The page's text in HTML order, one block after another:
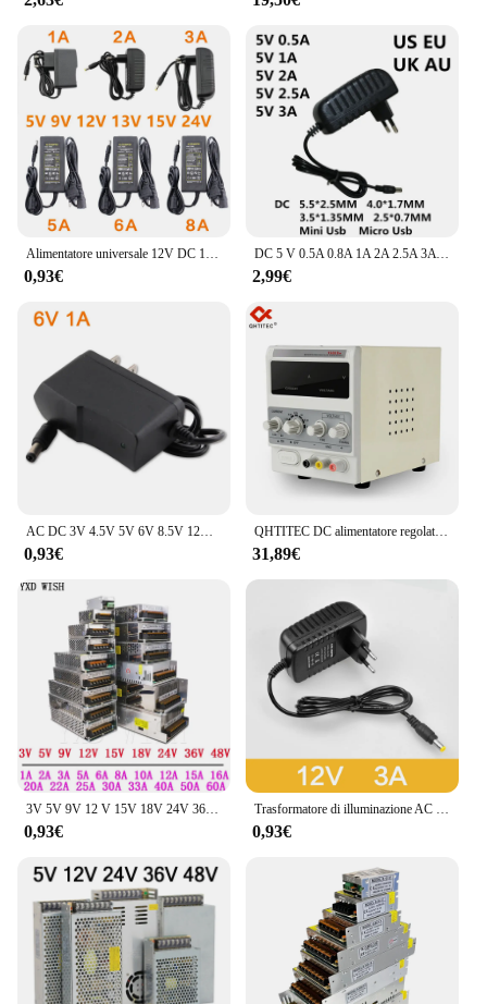
Alimentatore universale 12V DC 12V 5V 6V 9V 10V 15V 24V 1A 2A 3A 5A 6A 8A trasformatore AC 220V a 12V adattatore di alimentazione ca Driver LED
0,93€
DC 5 V 0.5A 0.8A 1A 2A 2.5A 3A AC 100-240V alimentatore convertitore 5 V Volt 1000MA caricabatterie 5.5*2.5mm Type-C Mini Micro Usb
2,99€
AC DC 3V 4.5V 5V 6V 8.5V 12V 13V alimentatore adattatore da 220V a 12V 1A trasformatore di illuminazione 24V 1A convertitore caricatore universale
0,93€
QHTITEC DC alimentatore regolato display digitale regolabile 15V 2A alimentatori da banco regolatore di tensione 220V 50/60HZ
31,89€
3V 5V 9V 12 V 15V 18V 24V 36V alimentatore 1A 2A 3A 5A 6A 8A 10A 20A 50A alimentatore Switching 12 V Volt 220V a 12 V AC-DC SMPS
0,93€
Trasformatore di illuminazione AC 100V-240V a DC 12V 1A 2A 3A convertitore adattatore di alimentazione elettronica Driver LED per strisce LED luce
0,93€